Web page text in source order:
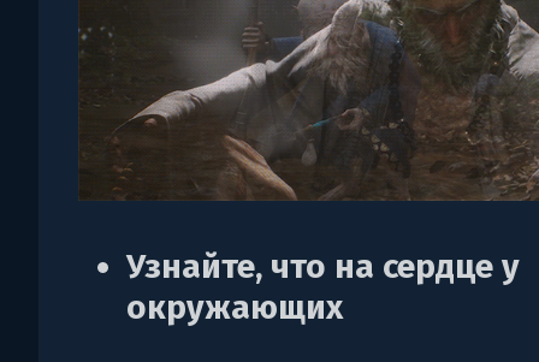
Узнайте, что на сердце у
окружающих